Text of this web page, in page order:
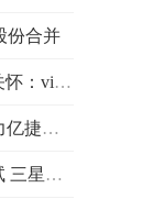
份合并
合作伙伴大会
服务全景图》
用性太出色